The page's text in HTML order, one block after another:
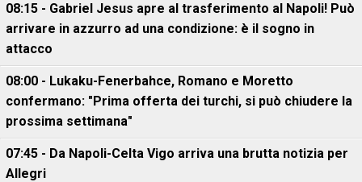
08:15 - Gabriel Jesus apre al trasferimento al Napoli! Può
arrivare in azzurro ad una condizione: è il sogno in
attacco
08:00 - Lukaku-Fenerbahce, Romano e Moretto
confermano: "Prima offerta dei turchi, si può chiudere la
prossima settimana"
07:45 - Da Napoli-Celta Vigo arriva una brutta notizia per
Allegri